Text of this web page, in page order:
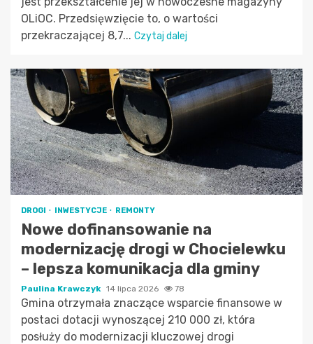
OLiOC. Przedsięwzięcie to, o wartości
przekraczającej 8,7... Czytaj dalej
DROGI INWESTYCJE REMONTY
Nowe dofinansowanie na
modernizację drogi w Chocielewku
– lepsza komunikacja dla gminy
Paulina Krawczyk 14 lipca 2026 78
Gmina otrzymała znaczące wsparcie finansowe w
postaci dotacji wynoszącej 210 000 zł, która
posłuży do modernizacji kluczowej drogi